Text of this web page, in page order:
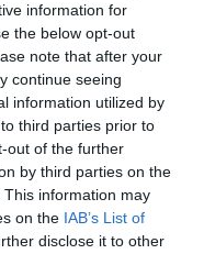
information for
the below opt-out
note that after your
continue seeing
information utilized by
third parties prior to
out of the further
by third parties on the
This information may
on the IAB’s List of
disclose it to other